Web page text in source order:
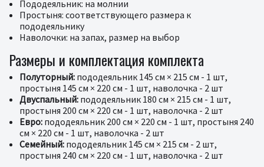
Пододеяльник: на молнии
Простыня: соответствующего размера к
пододеяльнику
Наволочки: на запах, размер на выбор
Размеры и комплектация комплекта
Полуторный: пододеяльник 145 см × 215 см - 1 шт,
простыня 145 см × 220 см - 1 шт, наволочка - 2 шт
Двуспальный: пододеяльник 180 см × 215 см - 1 шт,
простыня 200 см × 220 см - 1 шт, наволочка - 2 шт
Евро: пододеяльник 200 см × 220 см - 1 шт, простыня 240
см × 220 см - 1 шт, наволочка - 2 шт
Семейный: пододеяльник 145 см × 215 см - 2 шт,
простыня 240 см × 220 см - 1 шт, наволочка - 2 шт